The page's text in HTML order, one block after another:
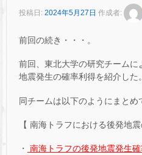
投稿日: 2024年5月27日 作成者:
前回の続き・・・。
前回、東北大学の研究チーム
地震発生の確率利得を紹介した。
同チームは以下のようにまとめ
【 南海トラフにおける後発地
・ 南海トラフの後発地震発生